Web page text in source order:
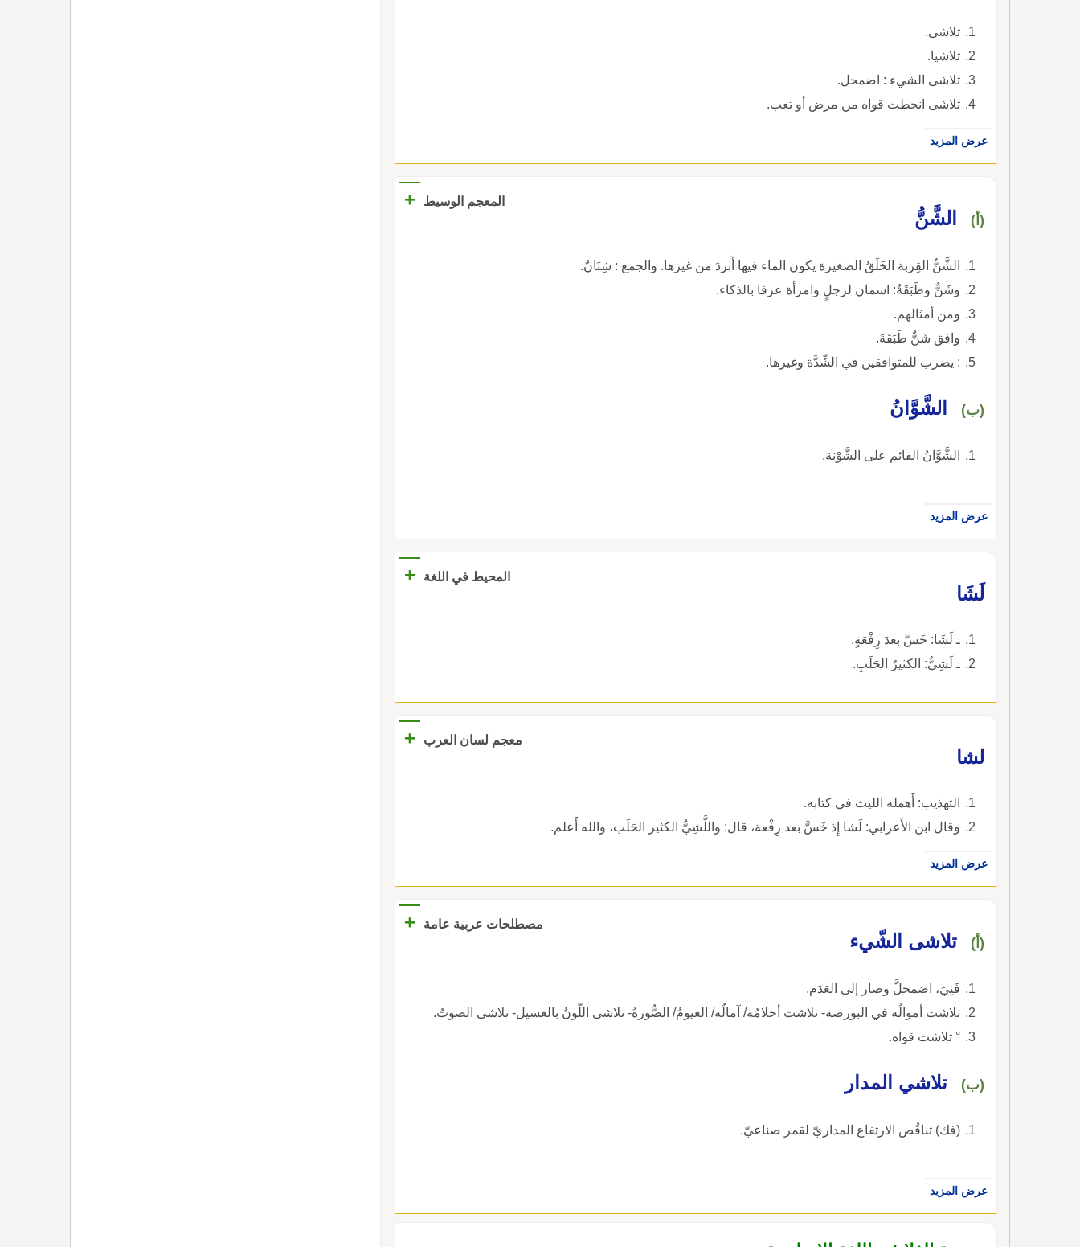
تلاشى.
تلاشيا.
تلاشى الشيء : اضمحل.
تلاشى انحطت قواه من مرض أو تعب.
عرض المزيد
المعجم الوسيط +
(أ) الشَّنُّ
الشَّنُّ القِربة الخَلَقُ الصغيرة يكون الماء فيها أَبردَ من غيرها. والجمع : شِنَانٌ.
وشَنٌّ وطَبَقَةٌ: اسمان لرجلٍ وامرأة عرفا بالذكاء.
ومن أمثالهم.
وافق شَنٌّ طَبَقَةَ.
: يضرب للمتوافقين في الشِّدَّة وغيرها.
(ب) الشَّوَّانُ
الشَّوَّانُ القائم على الشَّوْنة.
عرض المزيد
المحيط في اللغة
+
لَشَا
ـ لَشَا: خَسَّ بعدَ رِفْعَةٍ.
ـ لَشِيُّ: الكثيرُ الحَلَبِ.
معجم لسان العرب
+
لشا
التهذيب: أَهمله الليث في كتابه.
وقال ابن الأَعرابي: لَشا إِذ خَسَّ بعد رِفْعة، قال: واللَّشِيُّ الكثير الحَلَب، والله أَعلم.
عرض المزيد
مصطلحات عربية عامة +
(أ) تلاشى الشّيء
فَنِيَ، اضمحلَّ وصار إلى العَدَم.
تلاشت أموالُه في البورصة- تلاشت أحلامُه/ آمالُه/ الغيومُ/ الصُّورةُ- تلاشى اللّونُ بالغسيل- تلاشى الصوتُ.
° تلاشت قواه.
(ب) تلاشي المدار
(فك) تناقُص الارتفاع المداريّ لقمر صناعيّ.
عرض المزيد